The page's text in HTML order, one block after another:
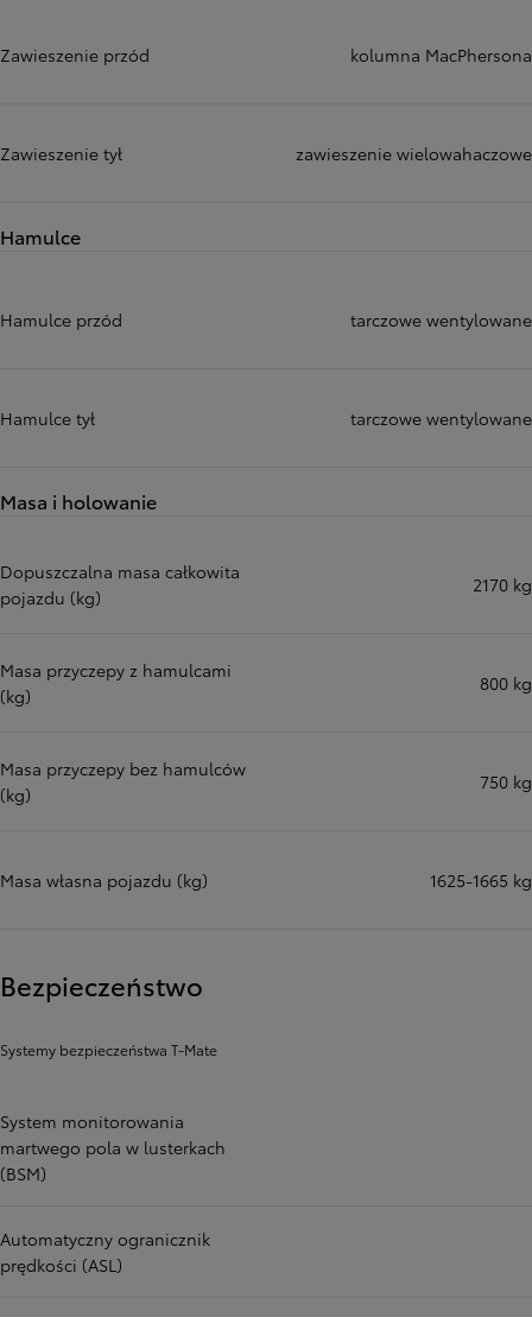
Zawieszenie przód kolumna MacPhersona
Zawieszenie tył zawieszenie wielowahaczowe
Hamulce
Hamulce przód tarczowe wentylowane
Hamulce tył tarczowe wentylowane
Masa i holowanie
Dopuszczalna masa całkowita
pojazdu (kg)
2170 kg
Masa przyczepy z hamulcami
(kg)
800 kg
Masa przyczepy bez hamulców
(kg)
750 kg
Masa własna pojazdu (kg) 1625-1665 kg
Bezpieczeństwo
Systemy bezpieczeństwa T-Mate
System monitorowania
martwego pola w lusterkach
(BSM)
Automatyczny ogranicznik
prędkości (ASL)